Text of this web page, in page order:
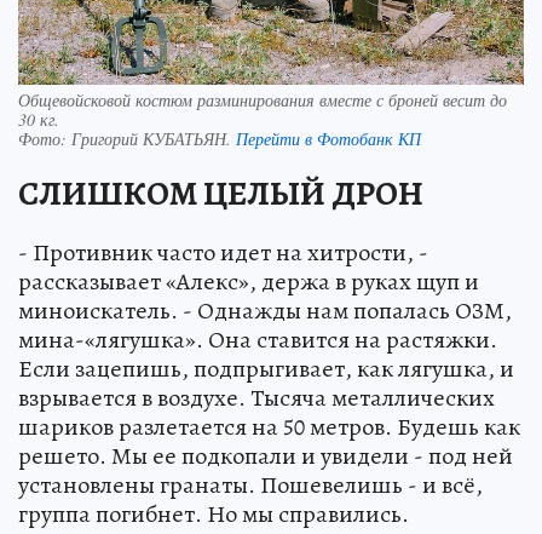
Общевойсковой костюм разминирования вместе с броней весит до
30 кг.
Фото: Григорий КУБАТЬЯН. Перейти в Фотобанк КП
СЛИШКОМ ЦЕЛЫЙ ДРОН
- Противник часто идет на хитрости, -
рассказывает «Алекс», держа в руках щуп и
миноискатель. - Однажды нам попалась ОЗМ,
мина-«лягушка». Она ставится на растяжки.
Если зацепишь, подпрыгивает, как лягушка, и
взрывается в воздухе. Тысяча металлических
шариков разлетается на 50 метров. Будешь как
решето. Мы ее подкопали и увидели - под ней
установлены гранаты. Пошевелишь - и всё,
группа погибнет. Но мы справились.